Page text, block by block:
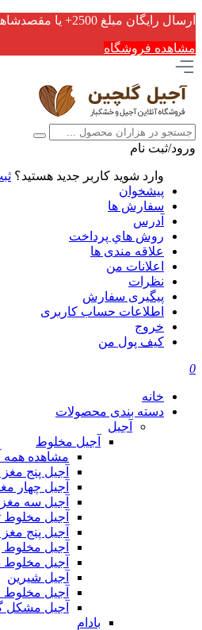
ارسال رایگان مبلغ 2500+ یا مقصدشاهین شهر
مشاهده فروشگاه
ورود/ثبت نام
وارد شوید کاربر جدید هستید؟
پیشخوان
سفارش ها
آدرس
روش هاي پرداخت
علاقه مندی ها
اعلانات من
نظرات
پیگیری سفارش
اطلاعات حساب كاربری
خروج
کیف پول من
0
خانه
دسته بندی محصولات
آجیل
آجیل مخلوط
مشاهده همه
آجیل پنج مغز
آجیل چهار
آجیل سه مغز
آجیل مخلوط
آجیل پنج مغز
آجیل مخلوط
آجیل
آجیل شیرین
آجیل
آجیل مشکل
بادام